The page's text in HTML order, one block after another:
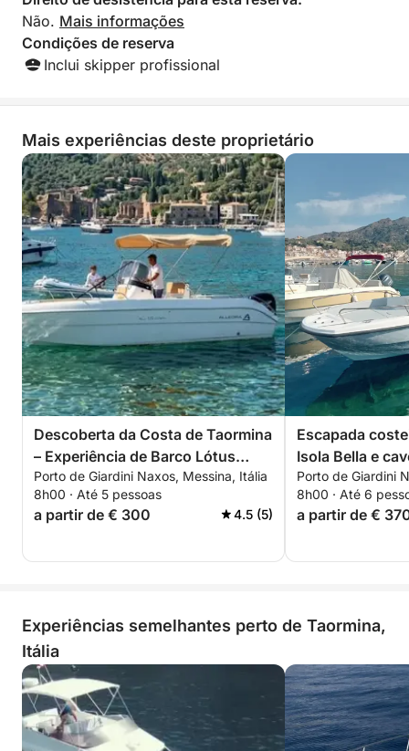
Não. Mais informações
Condições de reserva
Inclui skipper profissional
Mais experiências deste proprietário
Descoberta da Costa de Taormina
– Experiência de Barco Lótus
Branco
Porto de Giardini Naxos, Messina, Itália
8h00 · Até 5 pessoas
a partir de € 300 4.5 (5)
Escapada
Isola Bella e
Porto de Giardini
8h00 · Até 6
a partir de €
Experiências semelhantes perto de Taormina,
Itália